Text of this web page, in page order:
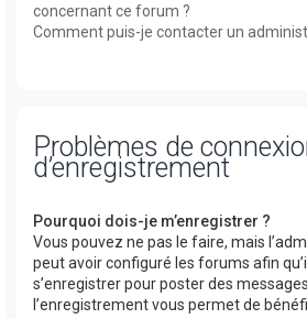
concernant ce forum ?
Comment puis-je contacter un
Problèmes de
d’enregistrement
Pourquoi dois-je m’enregistrer ?
Vous pouvez ne pas le faire, mais
peut avoir configuré les forums afin
s’enregistrer pour poster des
l’enregistrement vous permet de